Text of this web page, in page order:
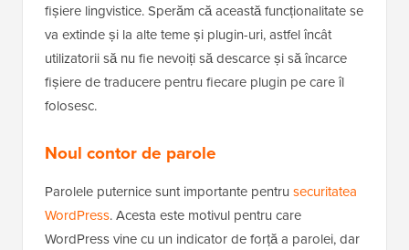
fișiere lingvistice. Sperăm că această funcționalitate se
va extinde și la alte teme și plugin-uri, astfel încât
utilizatorii să nu fie nevoiți să descarce și să încarce
fișiere de traducere pentru fiecare plugin pe care îl
folosesc.
Noul contor de parole
Parolele puternice sunt importante pentru securitatea
WordPress. Acesta este motivul pentru care
WordPress vine cu un indicator de forță a parolei, dar